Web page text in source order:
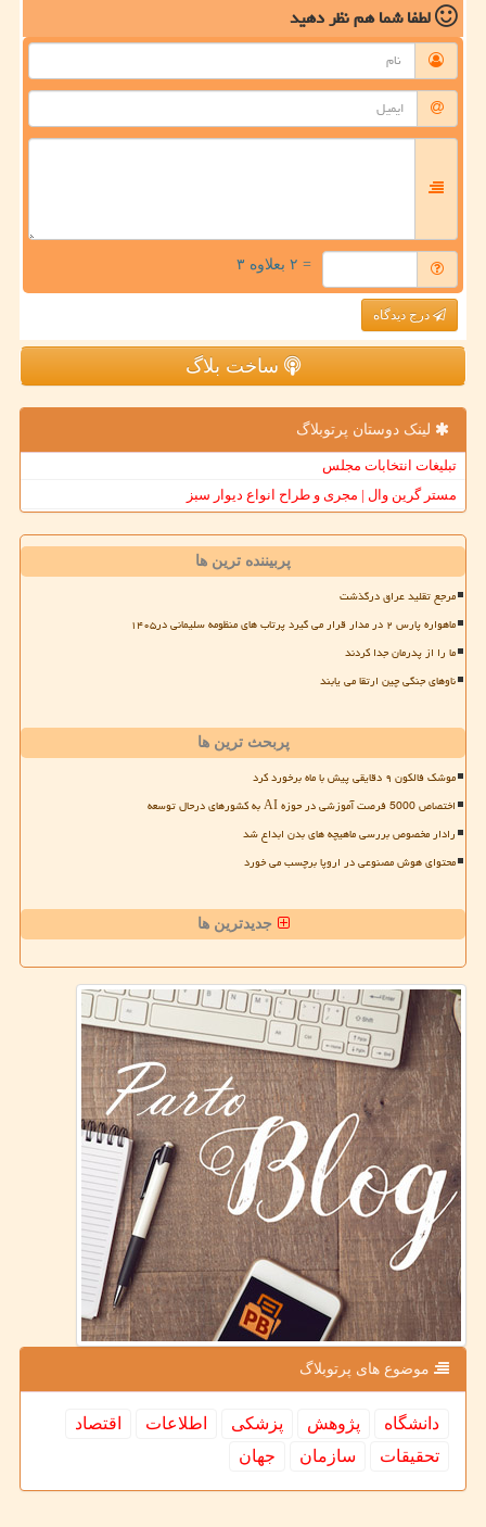
لطفا شما همنظر دهید
= ۲ بعلاوه ۳
درج دیدگاه
ساخت بلاگ
لینک دوستان پرتوبلاگ
تبلیغات انتخابات مجلس
مستر گرین وال | مجری و طراح انواع دیوار سبز
پربیننده ترین ها
مرجع تقلید عراق درگذشت
ماهواره پارس ۲ در مدار قرار می گیرد پرتاب های منظومه سلیمانی در۱۴۰۵
ما را از پدرمان جدا کردند
ناوهای جنگی چین ارتقا می یابند
پربحث ترین ها
موشک فالکون ۹ دقایقی پیش با ماه برخورد کرد
اختصاص 5000 فرصت آموزشی در حوزه AI به کشورهای درحال توسعه
رادار مخصوص بررسی ماهیچه های بدن ابداع شد
محتوای هوش مصنوعی در اروپا برچسب می خورد
جدیدترین ها
موضوع های پرتوبلاگ
دانشگاه پژوهش پزشكی اطلاعات
اقتصاد
تحقیقات
سازمان جهان